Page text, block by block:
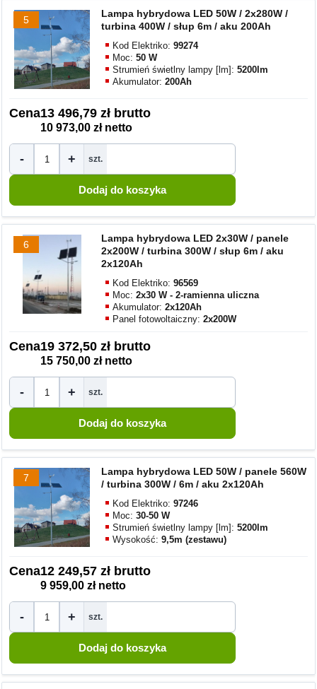
5
Lampa hybrydowa LED 50W / 2x280W /
turbina 400W / słup 6m / aku 200Ah
Kod Elektriko:99274
Moc:50 W
Strumień świetlny lampy [lm]:5200lm
Akumulator:200Ah
Cena13 496,79 zł brutto
10 973,00 zł netto
- + szt.
6
Lampa hybrydowa LED 2x30W / panele
2x200W / turbina 300W / słup 6m / aku
2x120Ah
Kod Elektriko:96569
Moc:2x30 W - 2-ramienna uliczna
Akumulator:2x120Ah
Panel fotowoltaiczny:2x200W
Cena19 372,50 zł brutto
15 750,00 zł netto
- + szt.
7
Lampa hybrydowa LED 50W / panele 560W
/ turbina 300W / 6m / aku 2x120Ah
Kod Elektriko:97246
Moc:30-50 W
Strumień świetlny lampy [lm]:5200lm
Wysokość:9,5m (zestawu)
Cena12 249,57 zł brutto
9 959,00 zł netto
- + szt.